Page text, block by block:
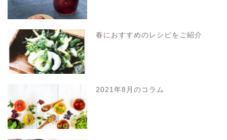
春におすすめのレシピをご紹介
2021年8月のコラム